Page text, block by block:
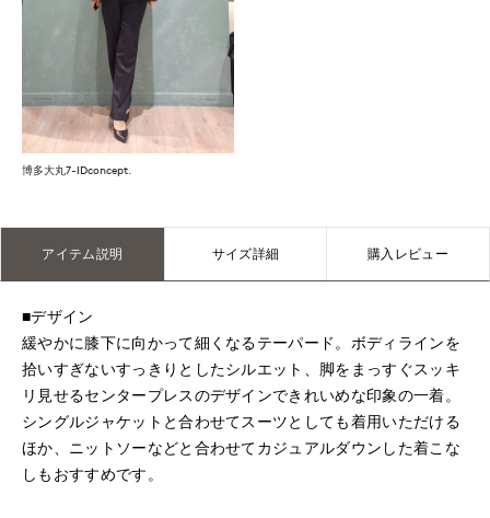
博多大丸7-IDconcept.
アイテム説明 サイズ詳細 購入レビュー
■デザイン
緩やかに膝下に向かって細くなるテーパード。ボディラインを
拾いすぎないすっきりとしたシルエット、脚をまっすぐスッキ
リ見せるセンタープレスのデザインできれいめな印象の一着。
シングルジャケットと合わせてスーツとしても着用いただける
ほか、ニットソーなどと合わせてカジュアルダウンした着こな
しもおすすめです。